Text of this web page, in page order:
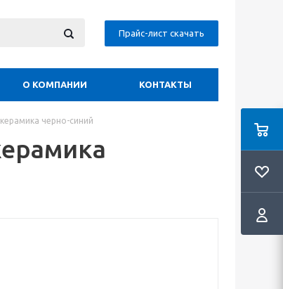
Прайс-лист скачать
О КОМПАНИИ КОНТАКТЫ
черно-синий